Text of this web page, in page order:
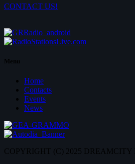
CONTACT US!
Menu
Home
Contacts
Events
News
COPYRIGHT (C) 2025 DREAMCITY